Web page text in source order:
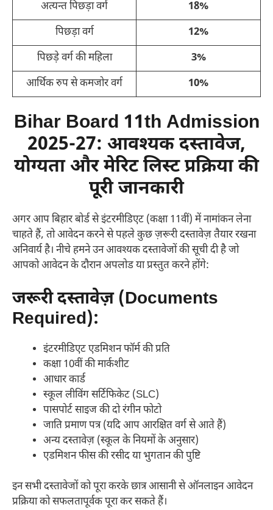
अत्यन्त पिछड़ा वर्ग
18%
पिछड़ा वर्ग
12%
पिछड़े वर्ग की महिला
3%
आर्थिक रुप से कमजोर वर्ग
10%
Bihar Board 11th Admission
2025-27: आवश्यक दस्तावेज,
योग्यता और मेरिट लिस्ट प्रक्रिया की
पूरी जानकारी
अगर आप बिहार बोर्ड से इंटरमीडिएट (कक्षा 11वीं) में नामांकन लेना
चाहते हैं, तो आवेदन करने से पहले कुछ ज़रूरी दस्तावेज़ तैयार रखना
अनिवार्य है। नीचे हमने उन आवश्यक दस्तावेजों की सूची दी है जो
आपको आवेदन के दौरान अपलोड या प्रस्तुत करने होंगे:
जरूरी दस्तावेज़ (Documents
Required):
इंटरमीडिएट एडमिशन फॉर्म की प्रति
कक्षा 10वीं की मार्कशीट
आधार कार्ड
स्कूल लीविंग सर्टिफिकेट (SLC)
पासपोर्ट साइज की दो रंगीन फोटो
जाति प्रमाण पत्र (यदि आप आरक्षित वर्ग से आते हैं)
अन्य दस्तावेज़ (स्कूल के नियमों के अनुसार)
एडमिशन फीस की रसीद या भुगतान की पुष्टि
इन सभी दस्तावेजों को पूरा करके छात्र आसानी से ऑनलाइन आवेदन
प्रक्रिया को सफलतापूर्वक पूरा कर सकते हैं।